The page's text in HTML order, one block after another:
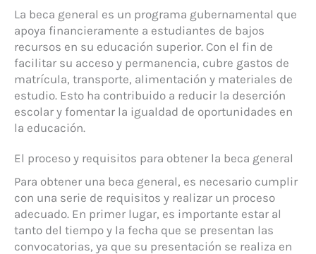
La beca general es un programa gubernamental que
apoya financieramente a estudiantes de bajos
recursos en su educación superior. Con el fin de
facilitar su acceso y permanencia, cubre gastos de
matrícula, transporte, alimentación y materiales de
estudio. Esto ha contribuido a reducir la deserción
escolar y fomentar la igualdad de oportunidades en
la educación.
El proceso y requisitos para obtener la beca general
Para obtener una beca general, es necesario cumplir
con una serie de requisitos y realizar un proceso
adecuado. En primer lugar, es importante estar al
tanto del tiempo y la fecha que se presentan las
convocatorias, ya que su presentación se realiza en